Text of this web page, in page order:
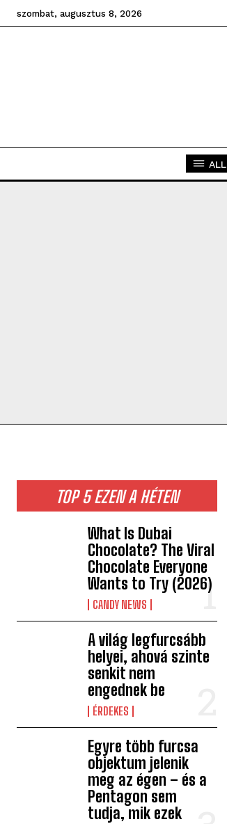
szombat, augusztus 8, 2026
ALL
TOP 5 EZEN A HÉTEN
What Is Dubai
Chocolate? The Viral
Chocolate Everyone
Wants to Try (2026)
CANDY NEWS
A világ legfurcsább
helyei, ahová szinte
senkit nem
engednek be
ÉRDEKES
Egyre több furcsa
objektum jelenik
meg az égen – és a
Pentagon sem
tudja, mik ezek